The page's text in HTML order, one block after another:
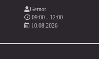
Gernot
09:00 - 12:00
10.08.2026